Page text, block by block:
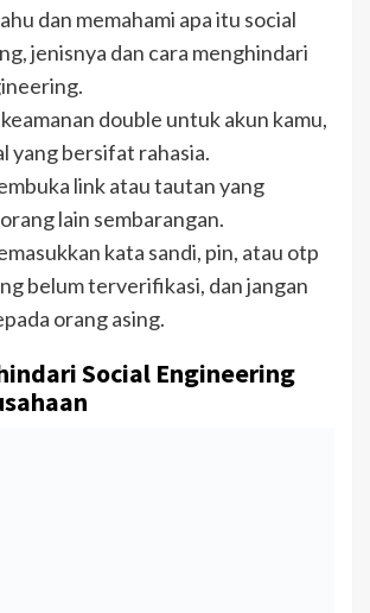
dan memahami apa itu social
jenisnya dan cara menghindari
double untuk akun kamu,
yang bersifat rahasia.
link atau tautan yang
lain sembarangan.
kata sandi, pin, atau otp
belum terverifikasi, dan jangan
orang asing.
Social Engineering